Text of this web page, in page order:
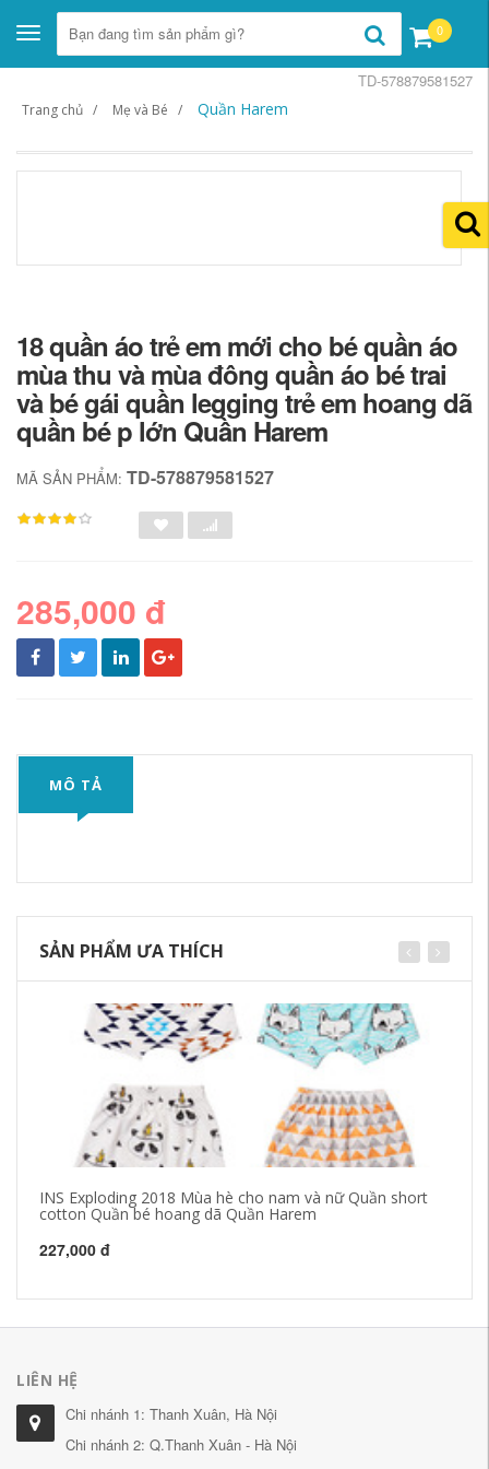
Toggle
navigation
0
Trang chủ Mẹ và Bé Quần Harem
TD-578879581527
18 quần áo trẻ em mới cho bé quần áo
mùa thu và mùa đông quần áo bé trai
và bé gái quần legging trẻ em hoang dã
quần bé p lớn Quần Harem
MÃ SẢN PHẨM: TD-578879581527
285,000 đ
MÔ TẢ
SẢN PHẨM ƯA THÍCH
INS Exploding 2018 Mùa hè cho nam và nữ Quần short
cotton Quần bé hoang dã Quần Harem
227,000 đ
LIÊN HỆ
Chi nhánh 1: Thanh Xuân, Hà Nội
Chi nhánh 2: Q.Thanh Xuân - Hà Nội